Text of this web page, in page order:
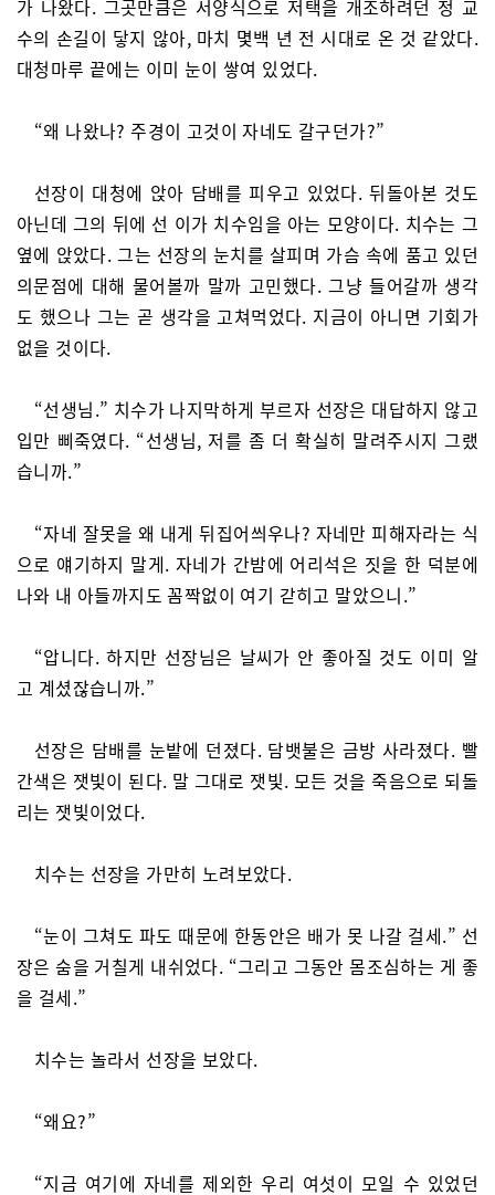
가 나왔다. 그곳만큼은 서양식으로 저택을 개조하려던 정 교
수의 손길이 닿지 않아, 마치 몇백 년 전 시대로 온 것 같았다.
대청마루 끝에는 이미 눈이 쌓여 있었다.
“왜 나왔나? 주경이 고것이 자네도 갈구던가?”
선장이 대청에 앉아 담배를 피우고 있었다. 뒤돌아본 것도
아닌데 그의 뒤에 선 이가 치수임을 아는 모양이다. 치수는 그
옆에 앉았다. 그는 선장의 눈치를 살피며 가슴 속에 품고 있던
의문점에 대해 물어볼까 말까 고민했다. 그냥 들어갈까 생각
도 했으나 그는 곧 생각을 고쳐먹었다. 지금이 아니면 기회가
없을 것이다.
“선생님.” 치수가 나지막하게 부르자 선장은 대답하지 않고
입만 삐죽였다. “선생님, 저를 좀 더 확실히 말려주시지 그랬
습니까.”
“자네 잘못을 왜 내게 뒤집어씌우나? 자네만 피해자라는 식
으로 얘기하지 말게. 자네가 간밤에 어리석은 짓을 한 덕분에
나와 내 아들까지도 꼼짝없이 여기 갇히고 말았으니.”
“압니다. 하지만 선장님은 날씨가 안 좋아질 것도 이미 알
고 계셨잖습니까.”
선장은 담배를 눈밭에 던졌다. 담뱃불은 금방 사라졌다. 빨
간색은 잿빛이 된다. 말 그대로 잿빛. 모든 것을 죽음으로 되돌
리는 잿빛이었다.
치수는 선장을 가만히 노려보았다.
“눈이 그쳐도 파도 때문에 한동안은 배가 못 나갈 걸세.” 선
장은 숨을 거칠게 내쉬었다. “그리고 그동안 몸조심하는 게 좋
을 걸세.”
치수는 놀라서 선장을 보았다.
“왜요?”
“지금 여기에 자네를 제외한 우리 여섯이 모일 수 있었던